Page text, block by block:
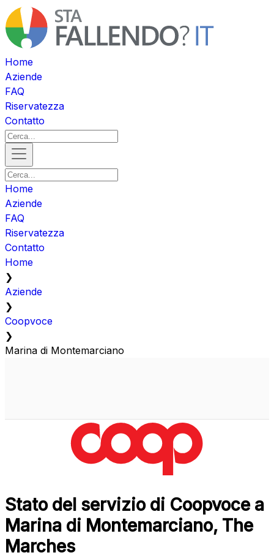
Home
Aziende
FAQ
Riservatezza
Contatto
Home
Aziende
FAQ
Riservatezza
Contatto
Home
❯
Aziende
❯
Coopvoce
❯
Marina di Montemarciano
Stato del servizio di Coopvoce a
Marina di Montemarciano, The
Marches